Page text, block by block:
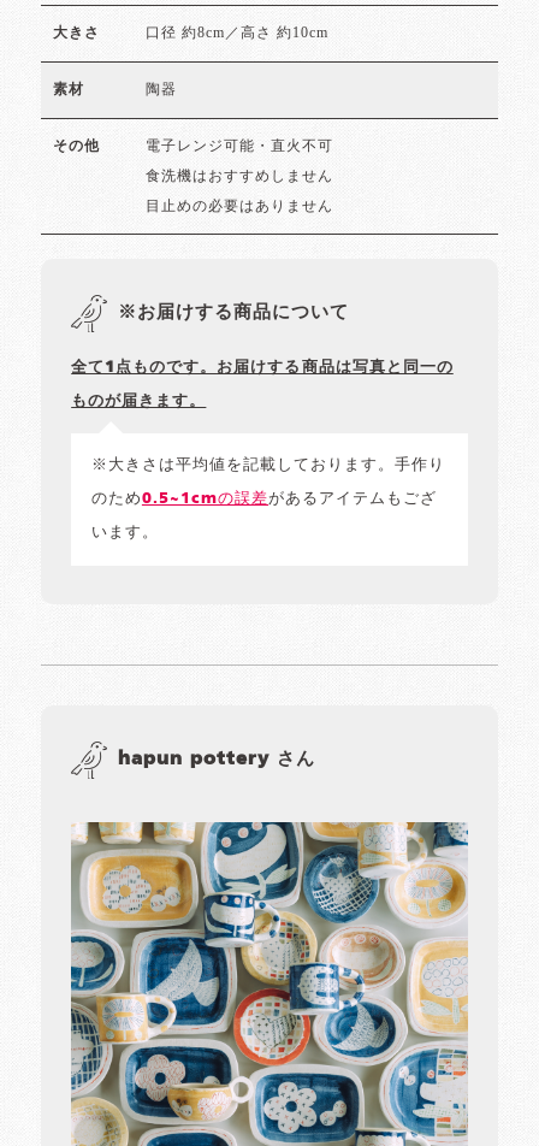
大きさ 口径 約8cm／高さ 約10cm
素材 陶器
その他 電子レンジ可能・直火不可
食洗機はおすすめしません
目止めの必要はありません
※お届けする商品について
全て1点ものです。お届けする商品は写真と同一の
ものが届きます。
※大きさは平均値を記載しております。手作り
のため0.5~1cmの誤差があるアイテムもござ
います。
hapun pottery さん